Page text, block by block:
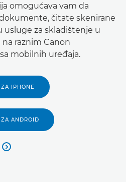
omogućava vam da
čitate skenirane
za skladištenje u
raznim Canon
mobilnih uređaja.
IPHONE
ANDROID
